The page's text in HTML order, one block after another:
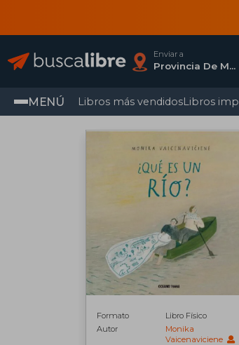
Enviar a
Provincia De Madrid
MENÚ Libros más vendidosLibros
Formato
Libro Físico
Autor
Monika
Vaicenaviciene